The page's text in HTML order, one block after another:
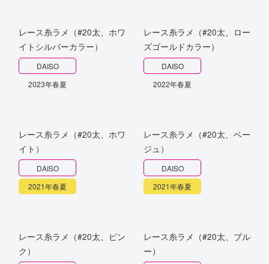
レース糸ラメ（#20太、ホワ
イトシルバーカラー）
DAISO
2023年春夏
レース糸ラメ（#20太、ロー
ズゴールドカラー）
DAISO
2022年春夏
レース糸ラメ（#20太、ホワ
イト）
DAISO
2021年春夏
レース糸ラメ（#20太、ベー
ジュ）
DAISO
2021年春夏
レース糸ラメ（#20太、ピン
ク）
レース糸ラメ（#20太、ブル
ー）